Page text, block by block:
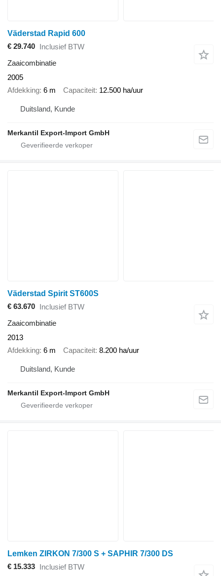
Väderstad Rapid 600
€ 29.740 Inclusief BTW
Zaaicombinatie
2005
Afdekking 6 m Capaciteit 12.500 ha/uur
Duitsland, Kunde
Merkantil Export-Import GmbH
Väderstad Spirit ST600S
€ 63.670 Inclusief BTW
Zaaicombinatie
2013
Afdekking 6 m Capaciteit 8.200 ha/uur
Duitsland, Kunde
Merkantil Export-Import GmbH
Lemken ZIRKON 7/300 S + SAPHIR 7/300 DS
€ 15.333
Inclusief BTW